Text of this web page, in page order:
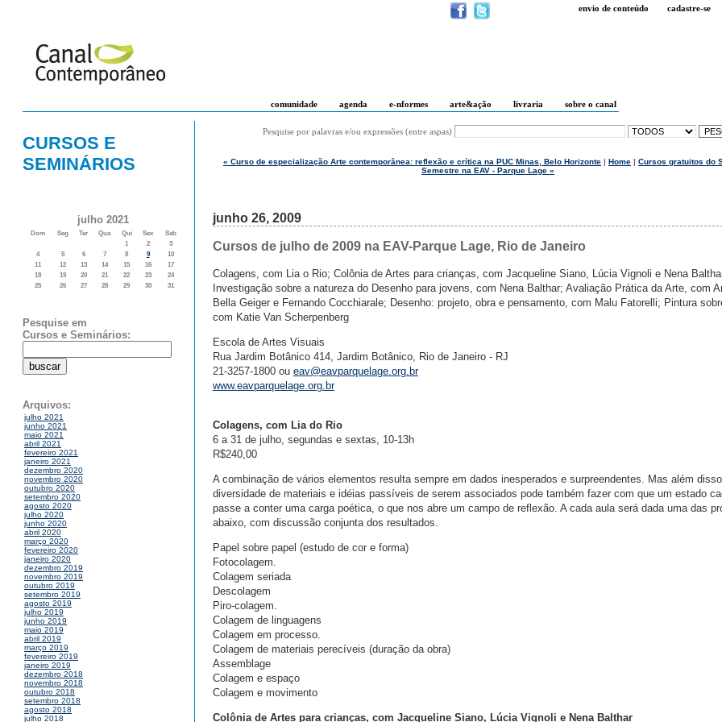
envio de conteúdo cadastre-se
comunidade agenda e-nformes arte&ação livraria sobre o canal
CURSOS E
SEMINÁRIOS
julho 2021
Dom Seg Ter Qua Qui Sex
Sab
1
2
3
4
5 6 7 8 9
10
11
12 13 14 15 16
17
18
19 20 21 22 23
24
25
26 27 28 29 30 31
Pesquise em
Cursos e Seminários:
Arquivos:
julho 2021
junho 2021
maio 2021
abril 2021
fevereiro 2021
janeiro 2021
dezembro 2020
novembro 2020
outubro 2020
setembro 2020
agosto 2020
julho 2020
junho 2020
abril 2020
março 2020
fevereiro 2020
janeiro 2020
dezembro 2019
novembro 2019
outubro 2019
setembro 2019
agosto 2019
julho 2019
junho 2019
maio 2019
abril 2019
março 2019
fevereiro 2019
janeiro 2019
dezembro 2018
novembro 2018
outubro 2018
setembro 2018
agosto 2018
julho 2018
Pesquise por palavras e/ou expressões (entre aspas)
« Curso de especialização Arte contemporânea: reflexão e crítica na PUC Minas, Belo Horizonte | Home | Cursos gratuitos do
Semestre na EAV - Parque Lage »
junho 26, 2009
Cursos de julho de 2009 na EAV-Parque Lage, Rio de Janeiro
Colagens, com Lia o Rio; Colônia de Artes para crianças, com Jacqueline Siano, Lúcia Vignoli e Nena
Investigação sobre a natureza do Desenho para jovens, com Nena Balthar; Avaliação Prática da Arte, com
Bella Geiger e Fernando Cocchiarale; Desenho: projeto, obra e pensamento, com Malu Fatorelli; Pintura
com Katie Van Scherpenberg
Escola de Artes Visuais
Rua Jardim Botânico 414, Jardim Botânico, Rio de Janeiro - RJ
21-3257-1800 ou eav@eavparquelage.org.br
www.eavparquelage.org.br
Colagens, com Lia do Rio
6 a 31 de julho, segundas e sextas, 10-13h
R$240,00
A combinação de vários elementos resulta sempre em dados inesperados e surpreendentes. Mas além
diversidade de materiais e idéias passíveis de serem associados pode também fazer com que um estado
passe a conter uma carga poética, o que nos abre um campo de reflexão. A cada aula será dada uma das
abaixo, com discussão conjunta dos resultados.
Papel sobre papel (estudo de cor e forma)
Fotocolagem.
Colagem seriada
Descolagem
Piro-colagem.
Colagem de linguagens
Colagem em processo.
Colagem de materiais perecíveis (duração da obra)
Assemblage
Colagem e espaço
Colagem e movimento
Colônia de Artes para crianças, com Jacqueline Siano, Lúcia Vignoli e Nena Balthar